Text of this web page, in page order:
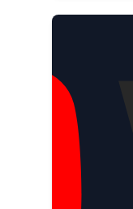
Job is... 😭